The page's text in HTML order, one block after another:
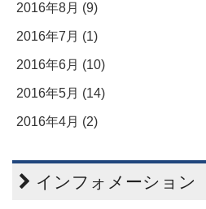
2016年8月 (9)
2016年7月 (1)
2016年6月 (10)
2016年5月 (14)
2016年4月 (2)
インフォメーション